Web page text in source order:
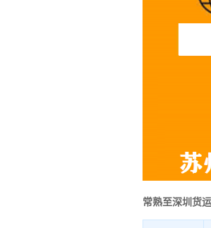
常熟至深圳货